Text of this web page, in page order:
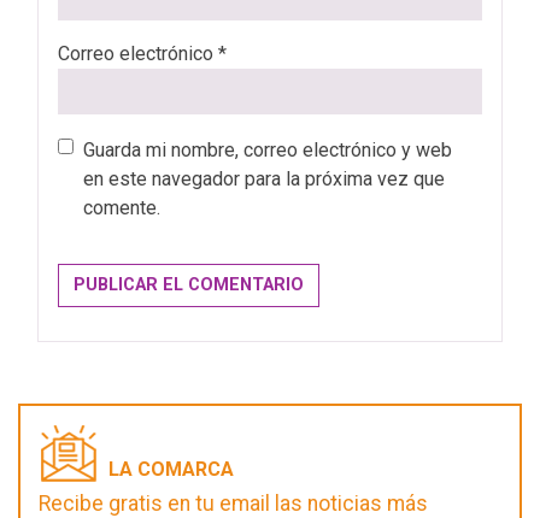
Correo electrónico *
Guarda mi nombre, correo electrónico y web
en este navegador para la próxima vez que
comente.
LA COMARCA
Recibe gratis en tu email las noticias más